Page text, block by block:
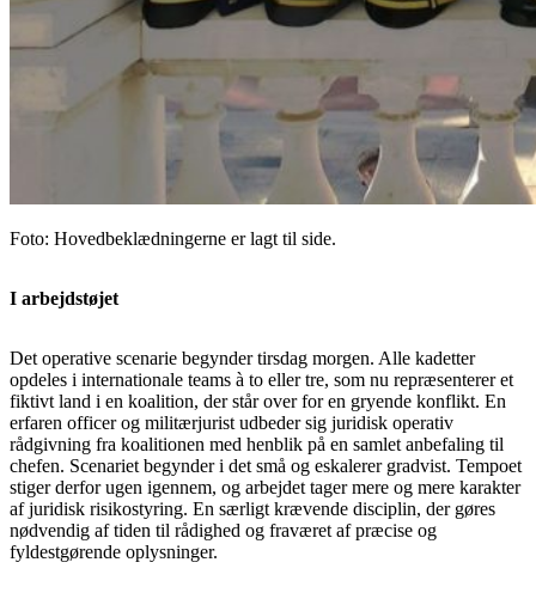
Foto: Hovedbeklædningerne er lagt til side.
I arbejdstøjet
Det operative scenarie begynder tirsdag morgen. Alle kadetter
opdeles i internationale teams à to eller tre, som nu repræsenterer et
fiktivt land i en koalition, der står over for en gryende konflikt. En
erfaren officer og militærjurist udbeder sig juridisk operativ
rådgivning fra koalitionen med henblik på en samlet anbefaling til
chefen. Scenariet begynder i det små og eskalerer gradvist. Tempoet
stiger derfor ugen igennem, og arbejdet tager mere og mere karakter
af juridisk risikostyring. En særligt krævende disciplin, der gøres
nødvendig af tiden til rådighed og fraværet af præcise og
fyldestgørende oplysninger.